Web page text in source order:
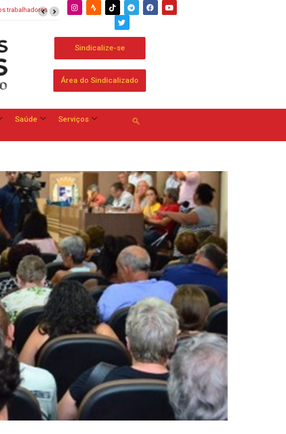
dobrar mensalidade
Sindicalize-se
Área do Sindicalizado
Saúde
Serviços